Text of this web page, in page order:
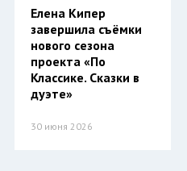
Елена Кипер
завершила съёмки
нового сезона
проекта «По
Классике. Сказки в
дуэте»
30 июня 2026